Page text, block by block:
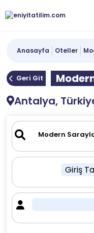
Anasayfa Oteller
Geri Git
Antalya,
Giriş